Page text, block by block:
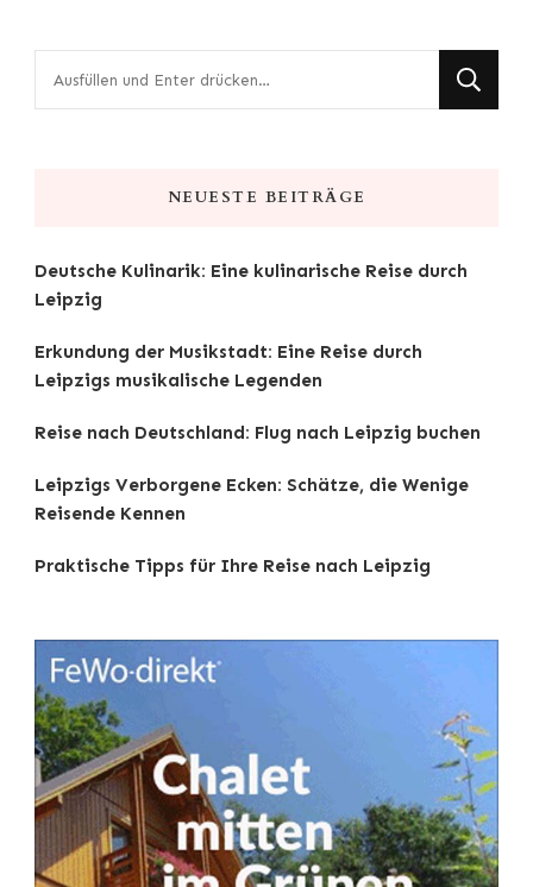
NEUESTE BEITRÄGE
Deutsche Kulinarik: Eine kulinarische Reise durch
Leipzig
Erkundung der Musikstadt: Eine Reise durch
Leipzigs musikalische Legenden
Reise nach Deutschland: Flug nach Leipzig buchen
Leipzigs Verborgene Ecken: Schätze, die Wenige
Reisende Kennen
Praktische Tipps für Ihre Reise nach Leipzig